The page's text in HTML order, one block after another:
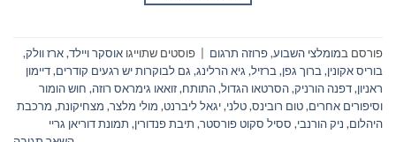
פורסם במומלצי השבוע,פרוזה תרגום פוסטים שתוייגו אוסקר ויילד,ארז וולק,
בוריס אקונין, ברוך גפן, ברזיל, גיא הרלינג, גם לבוקרות יש רגעים קודרים,דיימון
ראניון,דפנה הורניק,הסרטאו הגדול,התותח,זואאו גימראס רוזה, חוש הומור
וסיפורים אחרים,טום רובינס,טלני,יגאל ליברנט, מולי מלצר, מצחיקונת, מרכבת
היהלום, ניק הורנבי, ססיל סקוט פורסטר, תיבת פנדורין, תמונת דוריאן גריי